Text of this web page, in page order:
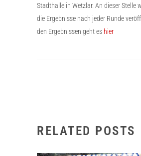
Stadthalle in Wetzlar. An dieser Stelle
die Ergebnisse nach jeder Runde
den Ergebnissen geht es hier
RELATED POSTS